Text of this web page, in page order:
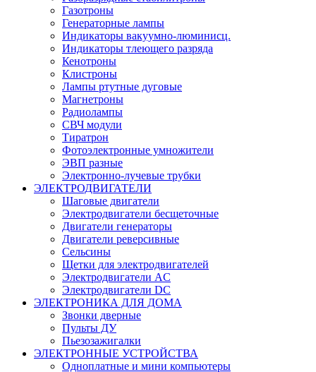
Газотроны
Генераторные лампы
Индикаторы вакуумно-люминисц.
Индикаторы тлеющего разряда
Кенотроны
Клистроны
Лампы ртутные дуговые
Магнетроны
Радиолампы
СВЧ модули
Тиратрон
Фотоэлектронные умножители
ЭВП разные
Электронно-лучевые трубки
ЭЛЕКТРОДВИГАТЕЛИ
Шаговые двигатели
Электродвигатели бесщеточные
Двигатели генераторы
Двигатели реверсивные
Сельсины
Щетки для электродвигателей
Электродвигатели AC
Электродвигатели DC
ЭЛЕКТРОНИКА ДЛЯ ДОМА
Звонки дверные
Пульты ДУ
Пьезозажигалки
ЭЛЕКТРОННЫЕ УСТРОЙСТВА
Одноплатные и мини компьютеры